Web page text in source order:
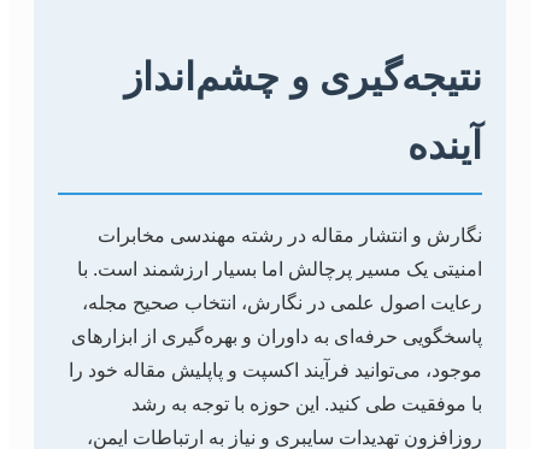
نتیجه‌گیری و چشم‌انداز
آینده
نگارش و انتشار مقاله در رشته مهندسی مخابرات
امنیتی یک مسیر پرچالش اما بسیار ارزشمند است. با
رعایت اصول علمی در نگارش، انتخاب صحیح مجله،
پاسخگویی حرفه‌ای به داوران و بهره‌گیری از ابزارهای
موجود، می‌توانید فرآیند اکسپت و پاپلیش مقاله خود را
با موفقیت طی کنید. این حوزه با توجه به رشد
روزافزون تهدیدات سایبری و نیاز به ارتباطات ایمن،